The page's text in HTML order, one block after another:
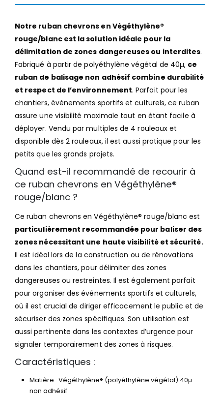
Notre ruban chevrons en Végéthylène®
rouge/blanc est la solution idéale pour la
délimitation de zones dangereuses ou interdites.
Fabriqué à partir de polyéthylène végétal de 40µ, ce
ruban de balisage non adhésif combine durabilité
et respect de l’environnement. Parfait pour les
chantiers, événements sportifs et culturels, ce ruban
assure une visibilité maximale tout en étant facile à
déployer. Vendu par multiples de 4 rouleaux et
disponible dès 2 rouleaux, il est aussi pratique pour les
petits que les grands projets.
Quand est-il recommandé de recourir à
ce ruban chevrons en Végéthylène®
rouge/blanc ?
Ce ruban chevrons en Végéthylène® rouge/blanc est
particulièrement recommandée pour baliser des
zones nécessitant une haute visibilité et sécurité.
Il est idéal lors de la construction ou de rénovations
dans les chantiers, pour délimiter des zones
dangereuses ou restreintes. Il est également parfait
pour organiser des événements sportifs et culturels,
où il est crucial de diriger efficacement le public et de
sécuriser des zones spécifiques. Son utilisation est
aussi pertinente dans les contextes d’urgence pour
signaler temporairement des zones à risques.
Caractéristiques :
Matière : Végéthylène® (polyéthylène végétal) 40µ
non adhésif